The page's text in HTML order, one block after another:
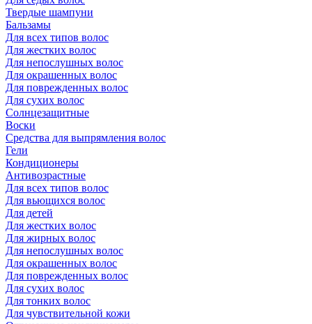
Твердые шампуни
Бальзамы
Для всех типов волос
Для жестких волос
Для непослушных волос
Для окрашенных волос
Для поврежденных волос
Для сухих волос
Солнцезащитные
Воски
Средства для выпрямления волос
Гели
Кондиционеры
Антивозрастные
Для всех типов волос
Для вьющихся волос
Для детей
Для жестких волос
Для жирных волос
Для непослушных волос
Для окрашенных волос
Для поврежденных волос
Для сухих волос
Для тонких волос
Для чувствительной кожи